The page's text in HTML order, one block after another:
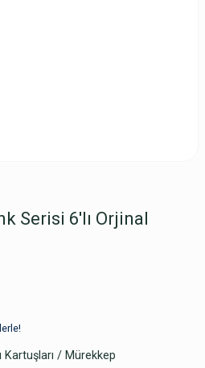
Serisi 6'lı Orjinal
Kartuşları / Mürekkep